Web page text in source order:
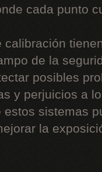
cada punto
de la
posibles
y perjuicios a
sistemas
la